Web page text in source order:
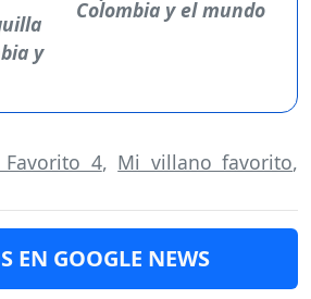
Colombia y el mundo
4, Mi villano favorito,
EN GOOGLE NEWS